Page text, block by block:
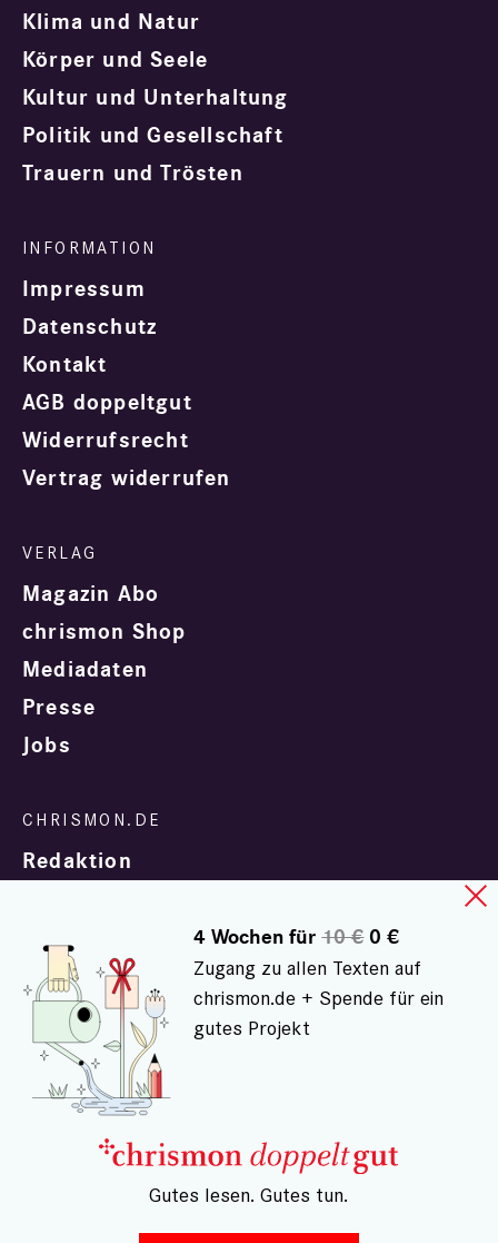
Klima und Natur
Körper und Seele
Kultur und Unterhaltung
Politik und Gesellschaft
Trauern und Trösten
Impressum
Datenschutz
Kontakt
AGB doppeltgut
Widerrufsrecht
Vertrag widerrufen
Magazin Abo
chrismon Shop
Mediadaten
Presse
Jobs
Redaktion
In Zusammenarbeit mit
© chrismon.de 2001 - 2026
Alle Rechte vorbehalten.
4 Wochen für10 €0 €
Zugang zu allen Texten auf
chrismon.de + Spende für ein
gutes Projekt
– Gutes lesen. Gutes tun.